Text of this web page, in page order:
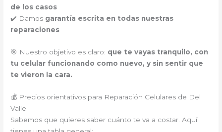
de los casos
✔️ Damos garantía escrita en todas nuestras
reparaciones
🎯 Nuestro objetivo es claro: que te vayas tranquilo, con
tu celular funcionando como nuevo, y sin sentir que
te vieron la cara.
💰 Precios orientativos para Reparación Celulares de Del
Valle
Sabemos que quieres saber cuánto te va a costar. Aquí